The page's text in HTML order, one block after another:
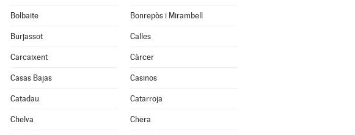
Bolbaite Bonrepòs i Mirambell
Burjassot Calles
Carcaixent Càrcer
Casas Bajas Casinos
Catadau Catarroja
Chelva Chera